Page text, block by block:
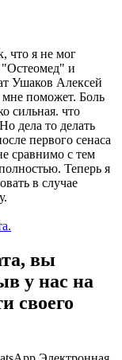
что я не мог
"Остеомед" и
Ушаков Алексей
мне поможет. Боль
сильная. что
дела то делать
первого сенаса
сравнимо с тем
Теперь я
в случае
вы
у нас на
своего